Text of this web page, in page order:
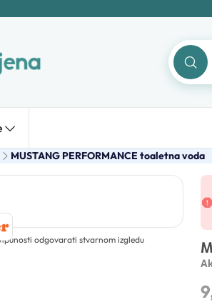
MUSTANG PERFORMANCE toaletna voda
odgovarati stvarnom izgledu